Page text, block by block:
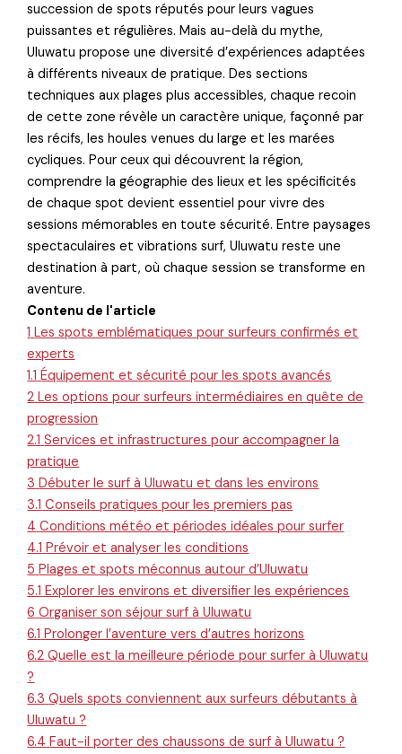
succession de spots réputés pour leurs vagues
puissantes et régulières. Mais au-delà du mythe,
Uluwatu propose une diversité d’expériences adaptées
à différents niveaux de pratique. Des sections
techniques aux plages plus accessibles, chaque recoin
de cette zone révèle un caractère unique, façonné par
les récifs, les houles venues du large et les marées
cycliques. Pour ceux qui découvrent la région,
comprendre la géographie des lieux et les spécificités
de chaque spot devient essentiel pour vivre des
sessions mémorables en toute sécurité. Entre paysages
spectaculaires et vibrations surf, Uluwatu reste une
destination à part, où chaque session se transforme en
aventure.
Contenu de l'article
1 Les spots emblématiques pour surfeurs confirmés et
experts
1.1 Équipement et sécurité pour les spots avancés
2 Les options pour surfeurs intermédiaires en quête de
progression
2.1 Services et infrastructures pour accompagner la
pratique
3 Débuter le surf à Uluwatu et dans les environs
3.1 Conseils pratiques pour les premiers pas
4 Conditions météo et périodes idéales pour surfer
4.1 Prévoir et analyser les conditions
5 Plages et spots méconnus autour d’Uluwatu
5.1 Explorer les environs et diversifier les expériences
6 Organiser son séjour surf à Uluwatu
6.1 Prolonger l’aventure vers d’autres horizons
6.2 Quelle est la meilleure période pour surfer à Uluwatu
?
6.3 Quels spots conviennent aux surfeurs débutants à
Uluwatu ?
6.4 Faut-il porter des chaussons de surf à Uluwatu ?